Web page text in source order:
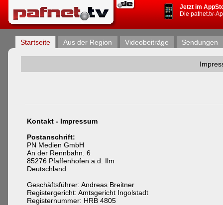
Jetzt im
Die pafnet.tv-
Startseite Aus der Region Videobeiträge Sendungen
Kontakt - Impressum
Postanschrift:
PN Medien GmbH
An der Rennbahn. 6
85276 Pfaffenhofen a.d. Ilm
Deutschland
Geschäftsführer: Andreas Breitner
Registergericht: Amtsgericht Ingolstadt
Registernummer: HRB 4805